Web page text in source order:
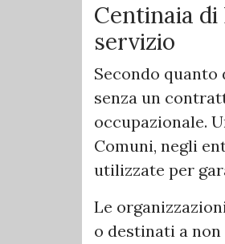
Centinaia
servizio
Secondo
senza un
occupazionale.
Comuni, negli
utilizzate per
Le
o destinati a